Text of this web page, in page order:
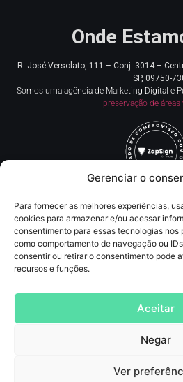
Gerenciar o
Para fornecer as melhores experiências,
cookies para armazenar e/ou acessar
consentimento para essas tecnologias nos
como comportamento de navegação ou
consentir ou retirar o consentimento pode
recursos e funções.
Aceitar
Negar
Ver
Onde
R. José Versolato, 111 – Conj. 3014 –
– SP, 09750-
Somos uma agência de Marketing Digital e
preservação de áreas
Redes
, Publicidade,